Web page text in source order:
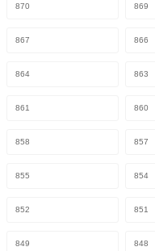
870 869
867 866
864 863
861 860
858 857
855 854
852 851
849 848